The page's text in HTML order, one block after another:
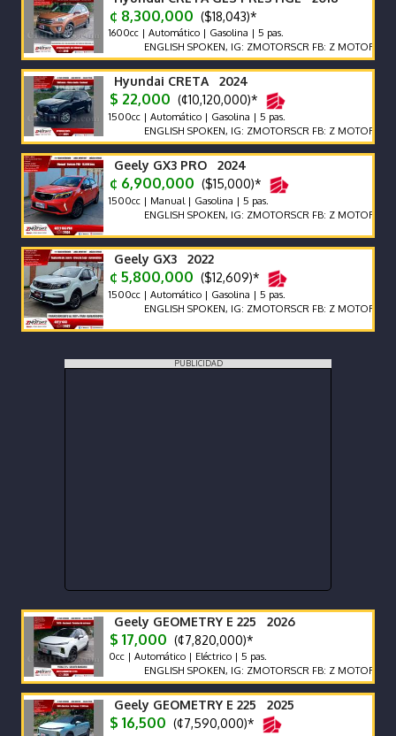
¢ 8,300,000 ($18,043)*
1600cc | Automático | Gasolina | 5 pas.
ENGLISH SPOKEN, IG: ZMOTORSCR FB: Z MOTORS.
Hyundai CRETA 2024
$ 22,000 (¢10,120,000)*
1500cc | Automático | Gasolina | 5 pas.
ENGLISH SPOKEN, IG: ZMOTORSCR FB: Z MOTORS.
Geely GX3 PRO 2024
¢ 6,900,000 ($15,000)*
1500cc | Manual | Gasolina | 5 pas.
ENGLISH SPOKEN, IG: ZMOTORSCR FB: Z MOTORS.
Geely GX3 2022
¢ 5,800,000 ($12,609)*
1500cc | Automático | Gasolina | 5 pas.
ENGLISH SPOKEN, IG: ZMOTORSCR FB: Z MOTORS.
PUBLICIDAD
Geely GEOMETRY E 225 2026
$ 17,000 (¢7,820,000)*
0cc | Automático | Eléctrico | 5 pas.
ENGLISH SPOKEN, IG: ZMOTORSCR FB: Z MOTORS.
Geely GEOMETRY E 225 2025
$ 16,500 (¢7,590,000)*